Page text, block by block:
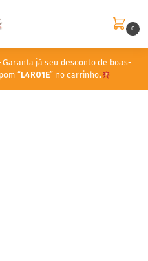
0
Garanta já seu desconto de boas-
“ L4R01E” no carrinho.